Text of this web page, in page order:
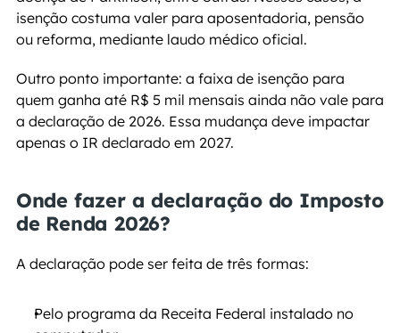
isenção costuma valer para aposentadoria, pensão
ou reforma, mediante laudo médico oficial.
Outro ponto importante: a faixa de isenção para
quem ganha até R$ 5 mil mensais ainda não vale para
a declaração de 2026. Essa mudança deve impactar
apenas o IR declarado em 2027.
Onde fazer a declaração do Imposto
de Renda 2026?
A declaração pode ser feita de três formas:
Pelo programa da Receita Federal instalado no